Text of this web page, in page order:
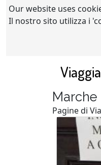
Our website uses
Il nostro sito utilizza i
Marche
Pagine di